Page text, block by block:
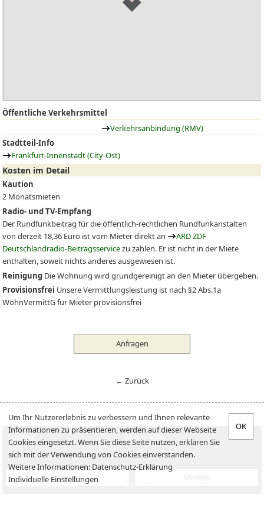
Anfragen
Öffentliche Verkehrsmittel
Verkehrsanbindung (RMV)
Stadtteil-Info
Frankfurt-Innenstadt (City-Ost)
Kosten im Detail
Kaution
2 Monatsmieten
Radio- und TV-Empfang
Der Rundfunkbeitrag für die öffentlich-rechtlichen Rundfunkanstalten
von derzeit 18,36 Euro ist vom Mieter direkt an
ARD ZDF
Deutschlandradio-Beitragsservicezu zahlen. Er ist nicht in der Miete
enthalten, soweit nichts anderes ausgewiesen ist.
Reinigung Die Wohnung wird grundgereinigt an den Mieter übergeben.
Provisionsfrei Unsere Vermittlungsleistung ist nach §2 Abs.1a
WohnVermittG für Mieter provisionsfrei
Anfragen
← Zurück
Suchen
Mieter-Info
Vermieten
Vermieter-Info
Verkaufen
Jobs
Kaufen
Um Ihr Nutzererlebnis zu verbessern und Ihnen relevante
Informationen zu präsentieren, werden auf dieser Webseite
Cookies eingesetzt. Wenn Sie diese Seite nutzen, erklären Sie
sich mit der Verwendung von Cookies einverstanden.
Weitere Informationen: Datenschutz-Erklärung
Individuelle Einstellungen